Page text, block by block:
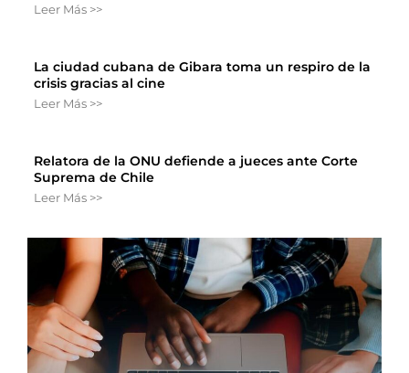
Leer Más >>
La ciudad cubana de Gibara toma un respiro de la
crisis gracias al cine
Leer Más >>
Relatora de la ONU defiende a jueces ante Corte
Suprema de Chile
Leer Más >>